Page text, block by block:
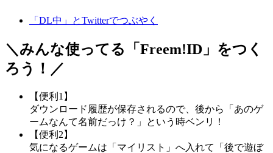
「DL中」とTwitterでつぶやく
＼みんな使ってる「 Freem!ID 」をつく
ろう！／
【便利1】
ダウンロード履歴が保存されるので、後から「あのゲ
ームなんて名前だっけ？」という時ベンリ！
【便利2】
気になるゲームは「マイリスト」へ入れて「後で遊ぼ